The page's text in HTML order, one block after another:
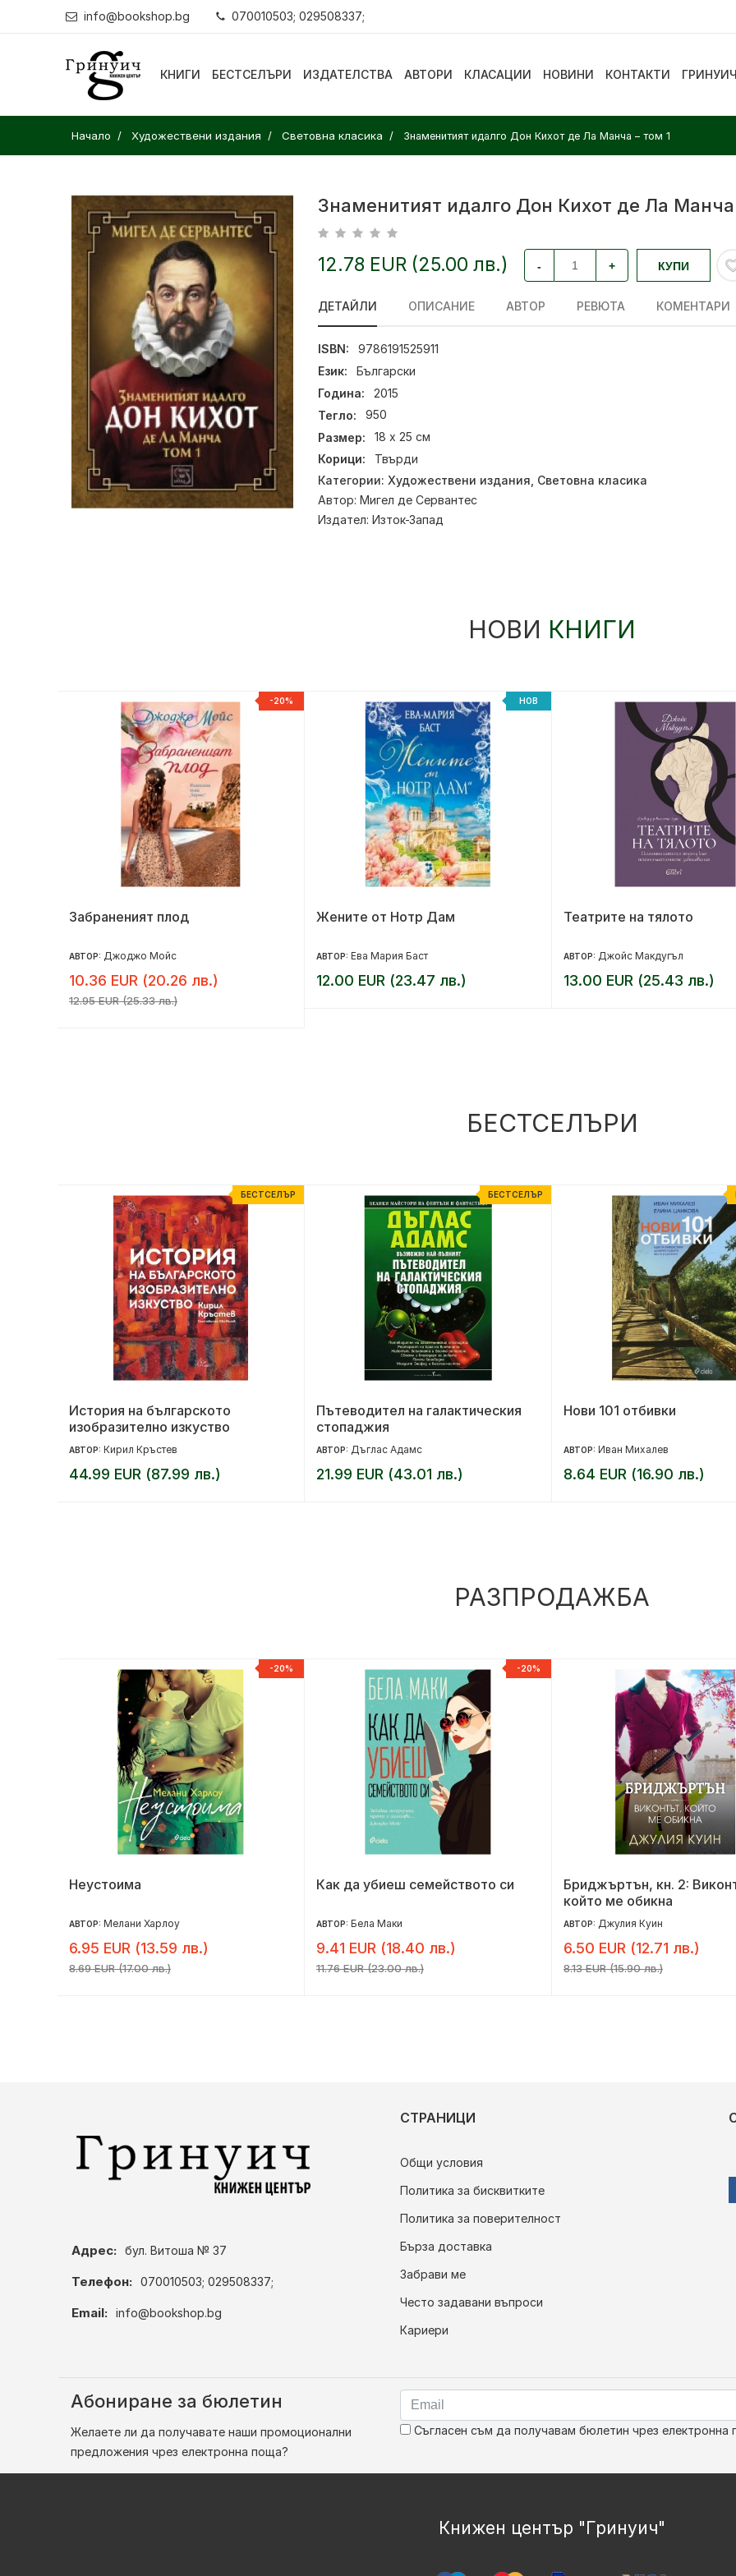
info@bookshop.bg 070010503; 029508337;
КНИГИ БЕСТСЕЛЪРИ ИЗДАТЕЛСТВА АВТОРИ КЛАСАЦИИ НОВИНИ КОНТАКТИ ГРИНУИЧ
Начало Художествени издания Световна класика Знаменитият идалго Дон Кихот де Ла Манча – том 1
Знаменитият идалго Дон Кихот де Ла Манча
12.78 EUR (25.00 лв.) - + КУПИ
ДЕТАЙЛИ ОПИСАНИЕ АВТОР РЕВЮТА КОМЕНТАРИ
ISBN:
9786191525911
Език:
Български
Година:
2015
Тегло:
950
Размер:
18 x 25 см
Корици:
Твърди
Категории: Художествени издания Световна класика
Автор: Мигел де Сервантес
Издател: Изток-Запад
НОВИ КНИГИ
-20%
Забраненият плод
АВТОР: Джоджо Мойс
10.36 EUR (20.26 лв.)
12.95 EUR (25.33 лв.)
НОВ
Жените от Нотр Дам
АВТОР: Ева Мария Баст
12.00 EUR (23.47 лв.)
Театрите на тялото
АВТОР: Джойс Макдугъл
13.00 EUR (25.43 лв.)
БЕСТСЕЛЪРИ
БЕСТСЕЛЪР
История на българското
изобразително изкуство
АВТОР: Кирил Кръстев
44.99 EUR (87.99 лв.)
БЕСТСЕЛЪР
Пътеводител на галактическия
стопаджия
АВТОР: Дъглас Адамс
21.99 EUR (43.01 лв.)
Нови 101 отбивки
АВТОР: Иван Михалев
8.64 EUR (16.90 лв.)
РАЗПРОДАЖБА
-20%
Неустоима
АВТОР: Мелани Харлоу
6.95 EUR (13.59 лв.)
8.69 EUR (17.00 лв.)
-20%
Как да убиеш семейството си
АВТОР: Бела Маки
9.41 EUR (18.40 лв.)
11.76 EUR (23.00 лв.)
Бриджъртън, кн. 2:
който ме обикна
АВТОР: Джулия Куин
6.50 EUR (12.71 лв.)
8.13 EUR (15.90 лв.)
Адрес: бул. Витоша № 37
Телефон: 070010503; 029508337;
Email: info@bookshop.bg
СТРАНИЦИ
Общи условия
Политика за бисквитките
Политика за поверителност
Бърза доставка
Забрави ме
Често задавани въпроси
Кариери
Абониране за бюлетин
Желаете ли да получавате наши промоционални
предложения чрез електронна поща?
Съгласен съм да получавам бюлетин чрез електронна
Книжен център "Гринуич"